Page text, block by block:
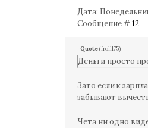
Дата:
Сообщение #12
Quote(frolll75)
Деньги просто
Зато если к
забывают
Чета ни одно